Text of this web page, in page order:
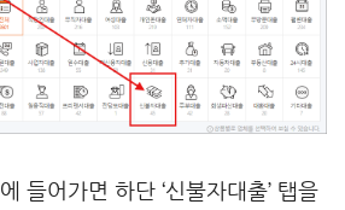
에 들어가면 하단 ‘신불자대출’ 탭을